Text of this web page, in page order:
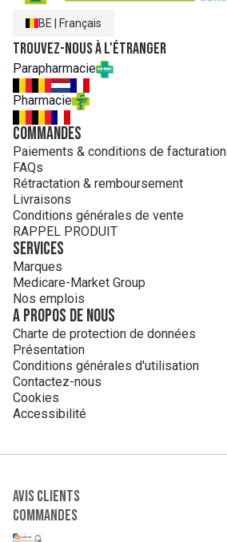
BE Français
Trouvez-nous à l'étranger
Parapharmacie
Pharmacie
Commandes
Paiements & conditions de facturation
FAQs
Rétractation & remboursement
Livraisons
Conditions générales de vente
RAPPEL PRODUIT
Services
Marques
Medicare-Market Group
Nos emplois
A propos de nous
Charte de protection de données
Présentation
Conditions générales d'utilisation
Contactez-nous
Cookies
Accessibilité
Avis clients
Commandes